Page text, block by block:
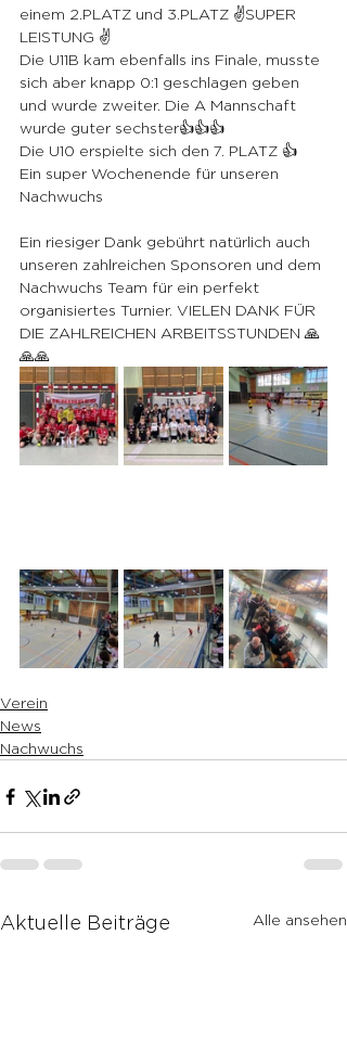
einem 2.PLATZ und 3.PLATZ ✌️SUPER
LEISTUNG ✌️
Die U11B kam ebenfalls ins Finale, musste
sich aber knapp 0:1 geschlagen geben
und wurde zweiter. Die A Mannschaft
wurde guter sechster👍👍👍
Die U10 erspielte sich den 7. PLATZ 👍
Ein super Wochenende für unseren
Nachwuchs
Ein riesiger Dank gebührt natürlich auch
unseren zahlreichen Sponsoren und dem
Nachwuchs Team für ein perfekt
organisiertes Turnier. VIELEN DANK FÜR
DIE ZAHLREICHEN ARBEITSSTUNDEN 🙏
🙏🙏
Verein
News
Nachwuchs
Aktuelle Beiträge Alle ansehen